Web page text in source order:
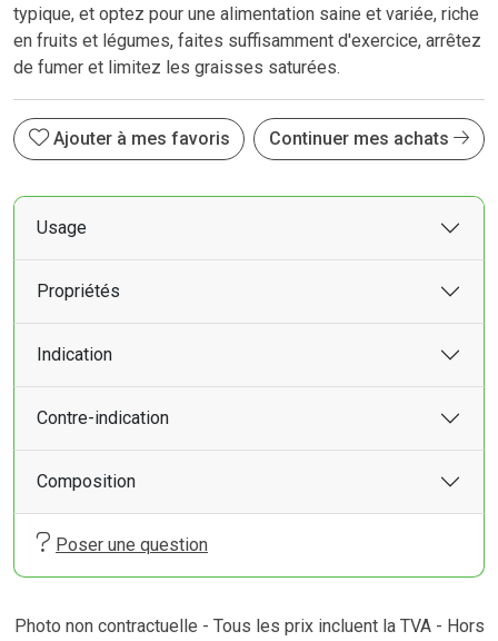
typique, et optez pour une alimentation saine et variée, riche
en fruits et légumes, faites suffisamment d'exercice, arrêtez
de fumer et limitez les graisses saturées.
Ajouter à mes favoris Continuer mes achats
Usage
Propriétés
Indication
Contre-indication
Composition
Poser une question
Photo non contractuelle - Tous les prix incluent la TVA - Hors